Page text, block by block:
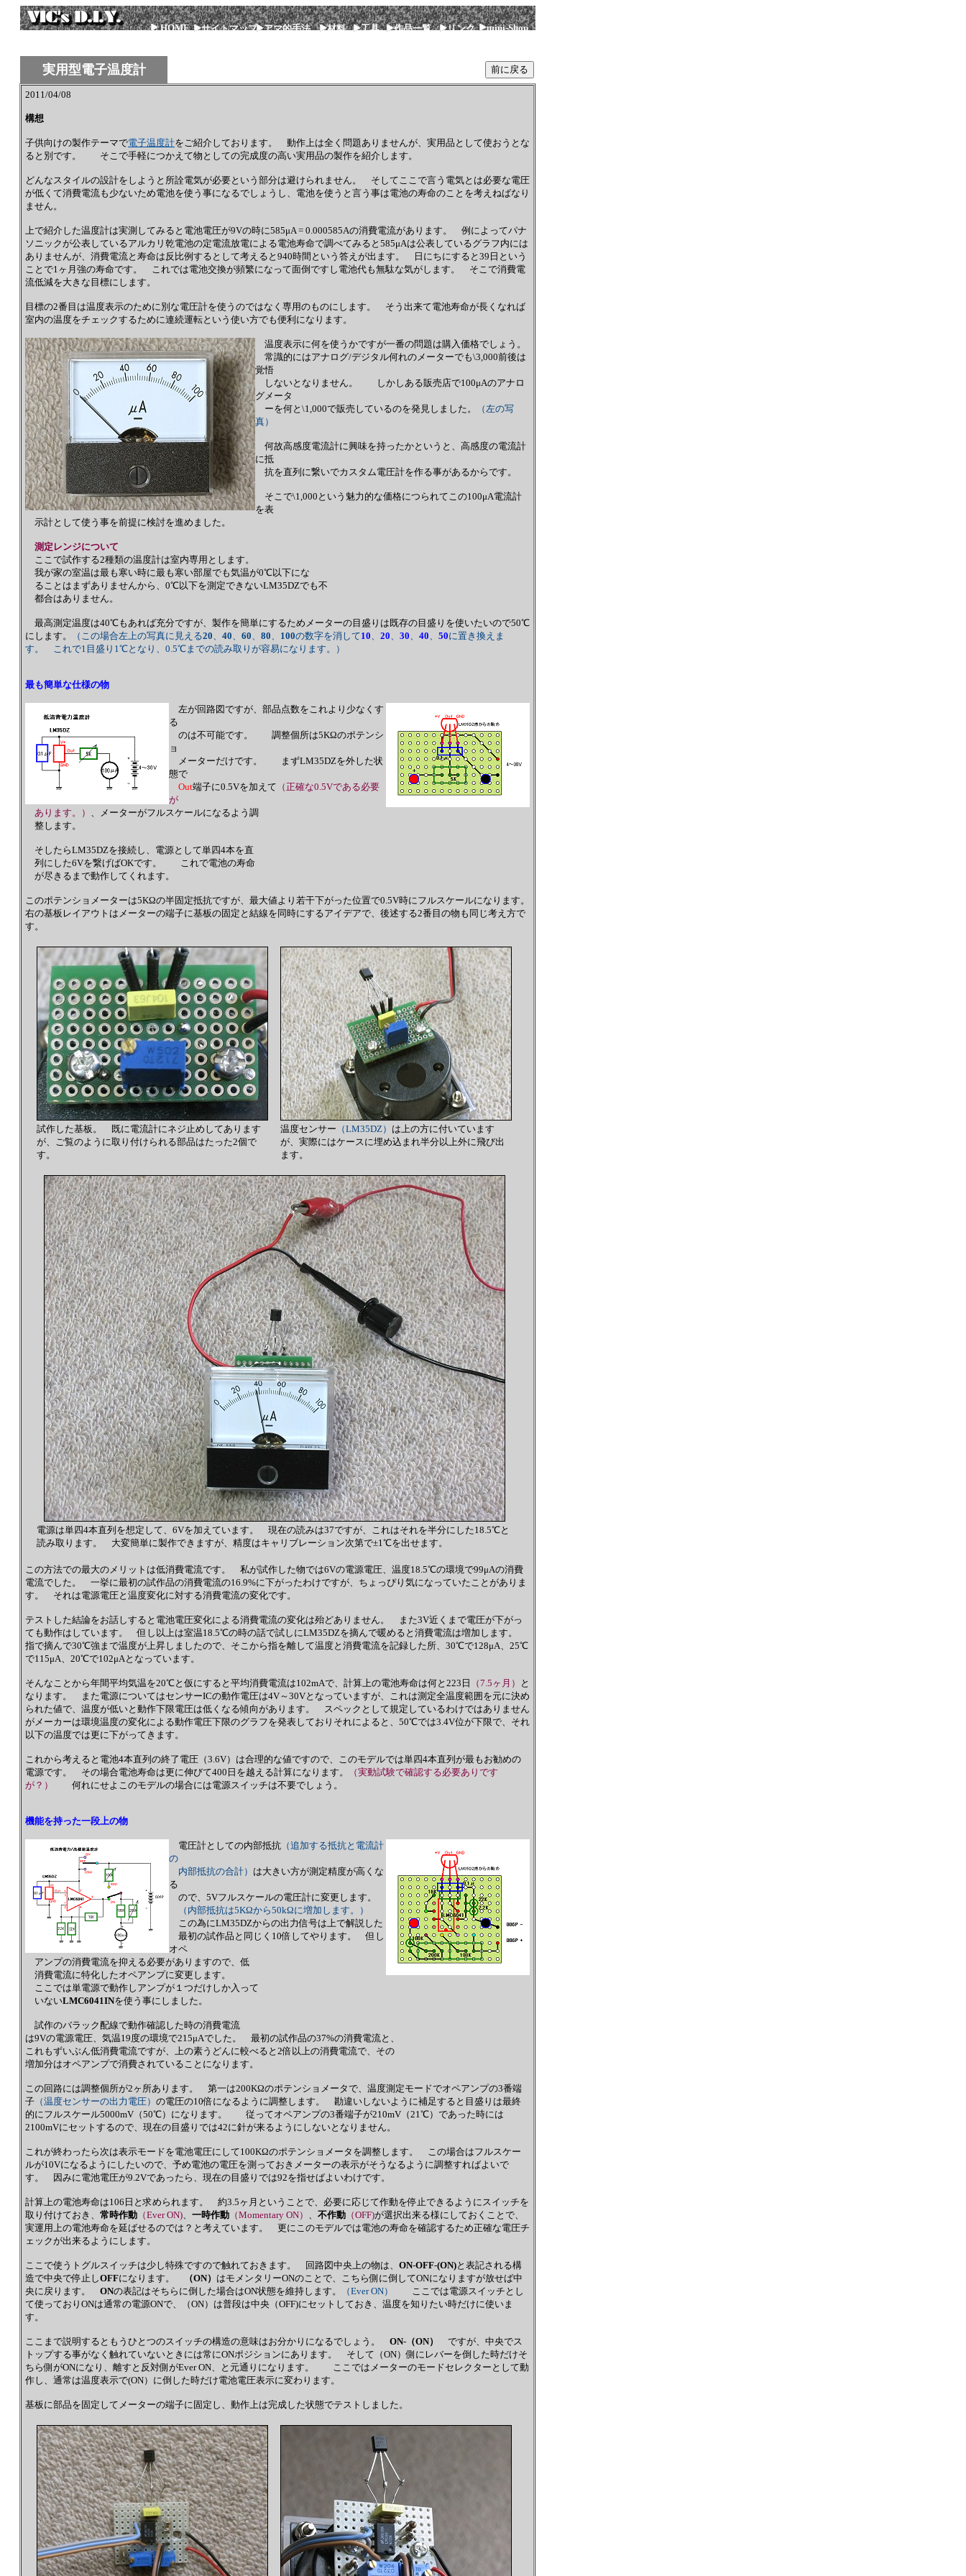
HOME サイトマップ アマ的手法 材料 工具 作品一覧 リンク mini-Shop
実用型電子温度計
2011/04/08
構想
子供向けの製作テーマで電子温度計をご紹介しております。 動作上は全く問題ありませんが、実用品として使おうとな
ると別です。 そこで手軽につかえて物としての完成度の高い実用品の製作を紹介します。
どんなスタイルの設計をしようと所詮電気が必要という部分は避けられません。 そしてここで言う電気とは必要な電圧
が低くて消費電流も少ないため電池を使う事になるでしょうし、電池を使うと言う事は電池の寿命のことを考えねばなり
ません。
上で紹介した温度計は実測してみると電池電圧が9Vの時に585μA = 0.000585Aの消費電流があります。 例によってパナ
ソニックが公表しているアルカリ乾電池の定電流放電による電池寿命で調べてみると585μAは公表しているグラフ内には
ありませんが、消費電流と寿命は反比例するとして考えると940時間という答えが出ます。 日にちにすると39日という
ことで1ヶ月強の寿命です。 これでは電池交換が頻繁になって面倒ですし電池代も無駄な気がします。 そこで消費電
流低減を大きな目標にします。
目標の2番目は温度表示のために別な電圧計を使うのではなく専用のものにします。 そう出来て電池寿命が長くなれば
室内の温度をチェックするために連続運転という使い方でも便利になります。
温度表示に何を使うかですが一番の問題は購入価格でしょう。
常識的にはアナログ/デジタル何れのメーターでも\3,000前後は
覚悟
しないとなりません。 しかしある販売店で100μAのアナロ
グメータ
ーを何と\1,000で販売しているのを発見しました。
（左の写
真）
何故高感度電流計に興味を持ったかというと、高感度の電流計
に抵
抗を直列に繋いでカスタム電圧計を作る事があるからです。
そこで\1,000という魅力的な価格につられてこの100μA電流計
を表
示計として使う事を前提に検討を進めました。
測定レンジについて
ここで試作する2種類の温度計は室内専用とします。
我が家の室温は最も寒い時に最も寒い部屋でも気温が0℃以下にな
ることはまずありませんから、0℃以下を測定できないLM35DZでも不
都合はありません。
最高測定温度は40℃もあれば充分ですが、製作を簡単にするためメーターの目盛りは既存の目盛りを使いたいので50℃
にします。
（この場合左上の写真に見える20、 40、 60、 80、 100の数字を消して10、 20、 30、 40、 50に置き換えま
す。 これで1目盛り1℃となり、0.5℃までの読み取りが容易になります。）
最も簡単な仕様の物
左が回路図ですが、部品点数をこれより少なくす
る
のは不可能です。 調整個所は5KΩのポテンシ
ョ
メーターだけです。 まずLM35DZを外した状
態で
Out端子に0.5Vを加えて （正確な0.5Vである必要
が
あります。） 、メーターがフルスケールになるよう調
整します。
そしたらLM35DZを接続し、電源として単四4本を直
列にした6Vを繋げばOKです。 これで電池の寿命
が尽きるまで動作してくれます。
このポテンショメーターは5KΩの半固定抵抗ですが、最大値より若干下がった位置で0.5V時にフルスケールになります。
右の基板レイアウトはメーターの端子に基板の固定と結線を同時にするアイデアで、後述する2番目の物も同じ考え方で
す。
試作した基板。 既に電流計にネジ止めしてあります
が、ご覧のように取り付けられる部品はたった2個で
す。
温度センサー （LM35DZ） は上の方に付いています
が、実際にはケースに埋め込まれ半分以上外に飛び出
ます。
電源は単四4本直列を想定して、6Vを加えています。 現在の読みは37ですが、これはそれを半分にした18.5℃と
読み取ります。 大変簡単に製作できますが、精度はキャリブレーション次第で±1℃を出せます。
この方法での最大のメリットは低消費電流です。 私が試作した物では6Vの電源電圧、温度18.5℃の環境で99μAの消費
電流でした。 一挙に最初の試作品の消費電流の16.9%に下がったわけですが、ちょっぴり気になっていたことがありま
す。 それは電源電圧と温度変化に対する消費電流の変化です。
テストした結論をお話しすると電池電圧変化による消費電流の変化は殆どありません。 また3V近くまで電圧が下がっ
ても動作はしています。 但し以上は室温18.5℃の時の話で試しにLM35DZを摘んで暖めると消費電流は増加します。
指で摘んで30℃強まで温度が上昇しましたので、そこから指を離して温度と消費電流を記録した所、30℃で128μA、25℃
で115μA、20℃で102μAとなっています。
そんなことから年間平均気温を20℃と仮にすると平均消費電流は102mAで、計算上の電池寿命は何と223日 （7.5ヶ月）
と
なります。 また電源についてはセンサーICの動作電圧は4V～30Vとなっていますが、これは測定全温度範囲を元に決め
られた値で、温度が低いと動作下限電圧は低くなる傾向があります。 スペックとして規定しているわけではありません
がメーカーは環境温度の変化による動作電圧下限のグラフを発表しておりそれによると、50℃では3.4V位が下限で、それ
以下の温度では更に下がってきます。
これから考えると電池4本直列の終了電圧（3.6V）は合理的な値ですので、このモデルでは単四4本直列が最もお勧めの
電源です。 その場合電池寿命は更に伸びて400日を越える計算になります。
（実動試験で確認する必要ありです
が？）
何れにせよこのモデルの場合には電源スイッチは不要でしょう。
機能を持った一段上の物
電圧計としての内部抵抗 （追加する抵抗と電流計
の
内部抵抗の合計） は大きい方が測定精度が高くな
る
ので、5Vフルスケールの電圧計に変更します。
（内部抵抗は5KΩから50kΩに増加します。）
この為にLM35DZからの出力信号は上で解説した
最初の試作品と同じく10倍してやります。 但し
オペ
アンプの消費電流を抑える必要がありますので、低
消費電流に特化したオペアンプに変更します。
ここでは単電源で動作しアンプが１つだけしか入って
いないLMC6041INを使う事にしました。
試作のバラック配線で動作確認した時の消費電流
は9Vの電源電圧、気温19度の環境で215μAでした。 最初の試作品の37%の消費電流と、
これもずいぶん低消費電流ですが、上の素うどんに較べると2倍以上の消費電流で、その
増加分はオペアンプで消費されていることになります。
この回路には調整個所が2ヶ所あります。 第一は200KΩのポテンショメータで、温度測定モードでオペアンプの3番端
子 （温度センサーの出力電圧） の電圧の10倍になるように調整します。 勘違いしないように補足すると目盛りは最終
的にフルスケール5000mV（50℃）になります。 従ってオペアンプの3番端子が210mV（21℃）であった時には
2100mVにセットするので、現在の目盛りでは42に針が来るようにしないとなりません。
これが終わったら次は表示モードを電池電圧にして100KΩのポテンショメータを調整します。 この場合はフルスケー
ルが10Vになるようにしたいので、予め電池の電圧を測っておきメーターの表示がそうなるように調整すればよいで
す。 因みに電池電圧が9.2Vであったら、現在の目盛りでは92を指せばよいわけです。
計算上の電池寿命は106日と求められます。 約3.5ヶ月ということで、必要に応じて作動を停止できるようにスイッチを
取り付けておき、 常時作動 （Ever ON)、 一時作動 （Momentary ON） 、 不作動 （OFF)が選択出来る様にしておくことで、
実運用上の電池寿命を延ばせるのでは？と考えています。 更にこのモデルでは電池の寿命を確認するため正確な電圧チ
ェックが出来るようにします。
ここで使うトグルスイッチは少し特殊ですので触れておきます。 回路図中央上の物は、 ON-OFF-(ON)と表記される構
造で中央で停止しOFFになります。 （ON） はモメンタリーONのことで、こちら側に倒してONになりますが放せば中
央に戻ります。 ONの表記はそちらに倒した場合はON状態を維持します。 （Ever ON）
ここでは電源スイッチとし
て使っておりONは通常の電源ONで、（ON）は普段は中央（OFF)にセットしておき、温度を知りたい時だけに使いま
す。
ここまで説明するともうひとつのスイッチの構造の意味はお分かりになるでしょう。 ON- （ON）
ですが、中央でス
トップする事がなく触れていないときには常にONポジションにあります。 そして（ON）側にレバーを倒した時だけそ
ちら側がONになり、離すと反対側がEver ON、と元通りになります。 ここではメーターのモードセレクターとして動
作し、通常は温度表示で(ON）に倒した時だけ電池電圧表示に変わります。
基板に部品を固定してメーターの端子に固定し、動作上は完成した状態でテストしました。